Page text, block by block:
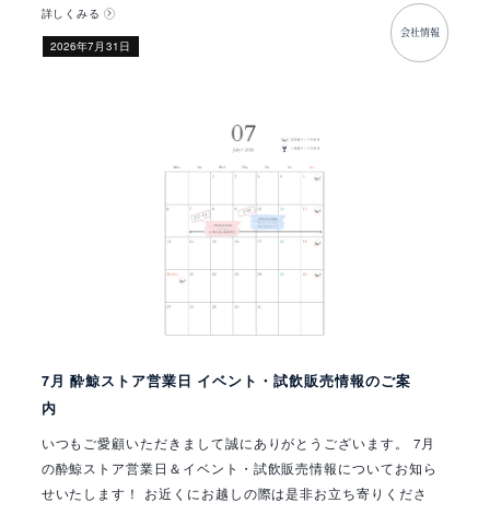
会社情報
詳しくみる
​2026年7月31日
7月 酔鯨ストア営業日 イベント・試飲販売情報のご案
内
いつもご愛顧いただきまして誠にありがとうございます。 7月
の酔鯨ストア営業日＆イベント・試飲販売情報についてお知ら
せいたします！ お近くにお越しの際は是非お立ち寄りくださ